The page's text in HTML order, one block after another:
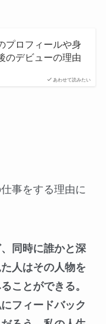
あわせて読みたい
プロフィールや身
のデビューの理由
事をする理由に
同時に誰かと深
人はその人物を
ことができる。
フィードバック